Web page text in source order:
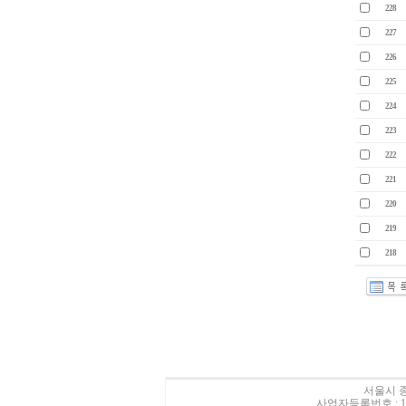
228
227
226
225
224
223
222
221
220
219
218
서울시
사업자등록번호 :